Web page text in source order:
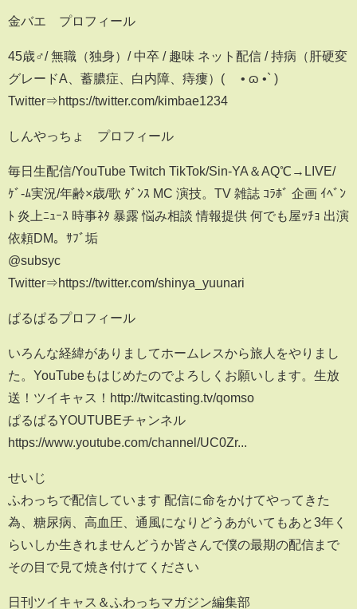
金バエ プロフィール
45歳♂/ 無職（独身）/ 中卒 / 趣味 ネット配信 / 持病（肝硬変
グレードA、蓄膿症、白内障、痔瘻）( ´• ɷ •` )
Twitter⇒https://twitter.com/kimbae1234
しんやっちょ プロフィール
毎日生配信/YouTube Twitch TikTok/Sin-YA＆AQ℃→LIVE/
ｹﾞ-ﾑ実況/年齢×歳/歌 ﾀﾞﾝｽ MC 演技。TV 雑誌 ｺﾗﾎﾞ 企画 ｲﾍﾞﾝ
ﾄ 炎上ﾆｭｰｽ 時事ﾈﾀ 暴露 悩み相談 情報提供 何でも屋ｯﾁｮ 出演
依頼DM。ｻﾌﾞ垢
@subsyc
Twitter⇒https://twitter.com/shinya_yuunari
ぱるぱるプロフィール
いろんな経緯がありましてホームレスから旅人をやりまし
た。YouTubeもはじめたのでよろしくお願いします。生放
送！ツイキャス！http://twitcasting.tv/qomso
ぱるぱるYOUTUBEチャンネル
https://www.youtube.com/channel/UC0Zr...
せいじ
ふわっちで配信しています 配信に命をかけてやってきた
為、糖尿病、高血圧、通風になりどうあがいてもあと3年く
らいしか生きれませんどうか皆さんで僕の最期の配信まで
その目で見て焼き付けてください
日刊ツイキャス＆ふわっちマガジン編集部